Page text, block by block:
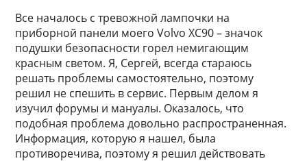
Все началось с тревожной лампочки на
приборной панели моего Volvo XC90 – значок
подушки безопасности горел немигающим
красным светом. Я, Сергей, всегда стараюсь
решать проблемы самостоятельно, поэтому
решил не спешить в сервис. Первым делом я
изучил форумы и мануалы. Оказалось, что
подобная проблема довольно распространенная.
Информация, которую я нашел, была
противоречива, поэтому я решил действовать